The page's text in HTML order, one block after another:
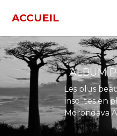
ACCUEIL
ALBUM
Les plus
insolites en
Morondava